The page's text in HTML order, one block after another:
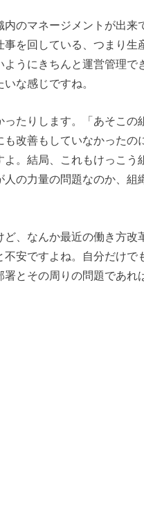
のマネージメントが出来
を回している、つまり生
うにきちんと運営管理で
な感じですね。
たりします。「あそこの
改善もしていなかったの
。結局、これもけっこう
の力量の問題なのか、組
、なんか最近の働き方改
安ですよね。自分だけで
とその周りの問題であれ